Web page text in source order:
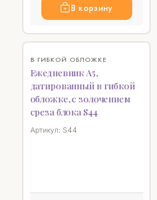
В корзину
В ГИБКОЙ ОБЛОЖКЕ
Ежедневник А5,
датированный в гибкой
обложке, с золочением
среза блока S44
Артикул: S44